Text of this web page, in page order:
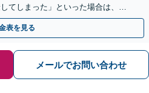
てしまった」といった場合は、お
ール・WEB相談可】
表を見る
メールでお問い合わせ